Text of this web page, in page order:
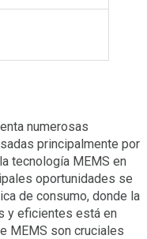
numerosas
principalmente por
tecnología MEMS en
oportunidades se
de consumo, donde la
y eficientes está en
MEMS son cruciales